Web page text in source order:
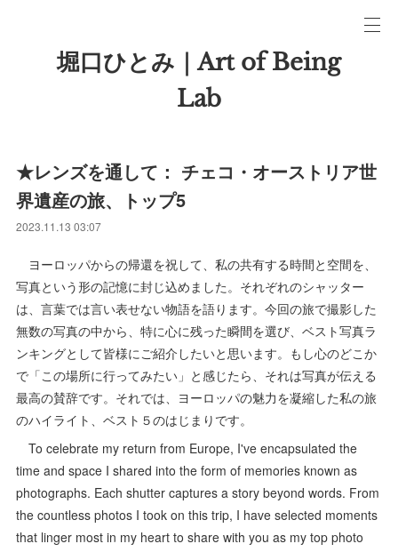
堀口ひとみ｜Art of Being
Lab
★レンズを通して： チェコ・オーストリア世
界遺産の旅、トップ5
2023.11.13 03:07
ヨーロッパからの帰還を祝して、私の共有する時間と空間を、
写真という形の記憶に封じ込めました。それぞれのシャッター
は、言葉では言い表せない物語を語ります。今回の旅で撮影した
無数の写真の中から、特に心に残った瞬間を選び、ベスト写真ラ
ンキングとして皆様にご紹介したいと思います。もし心のどこか
で「この場所に行ってみたい」と感じたら、それは写真が伝える
最高の賛辞です。それでは、ヨーロッパの魅力を凝縮した私の旅
のハイライト、ベスト５のはじまりです。
To celebrate my return from Europe, I've encapsulated the
time and space I shared into the form of memories known as
photographs. Each shutter captures a story beyond words. From
the countless photos I took on this trip, I have selected moments
that linger most in my heart to share with you as my top photo